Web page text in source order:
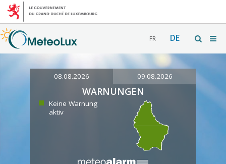
FR DE
08.08.2026 09.08.2026
WARNUNGEN
Keine Warnung
aktiv